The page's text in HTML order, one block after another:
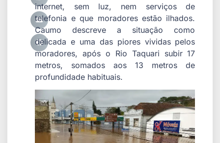
internet, sem luz, nem serviços de
telefonia e que moradores estão ilhados.
Caumo descreve a situação como
delicada e uma das piores vividas pelos
moradores, após o Rio Taquari subir 17
metros, somados aos 13 metros de
profundidade habituais.